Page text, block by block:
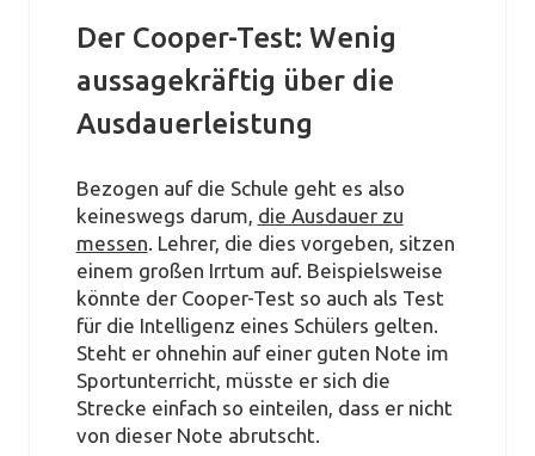
Der Cooper-Test: Wenig
aussagekräftig über die
Ausdauerleistung
Bezogen auf die Schule geht es also
keineswegs darum, die Ausdauer zu
messen. Lehrer, die dies vorgeben, sitzen
einem großen Irrtum auf. Beispielsweise
könnte der Cooper-Test so auch als Test
für die Intelligenz eines Schülers gelten.
Steht er ohnehin auf einer guten Note im
Sportunterricht, müsste er sich die
Strecke einfach so einteilen, dass er nicht
von dieser Note abrutscht.